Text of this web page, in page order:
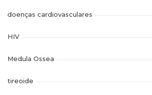
doenças cardiovasculares
HIV
Medula Ossea
tireoide